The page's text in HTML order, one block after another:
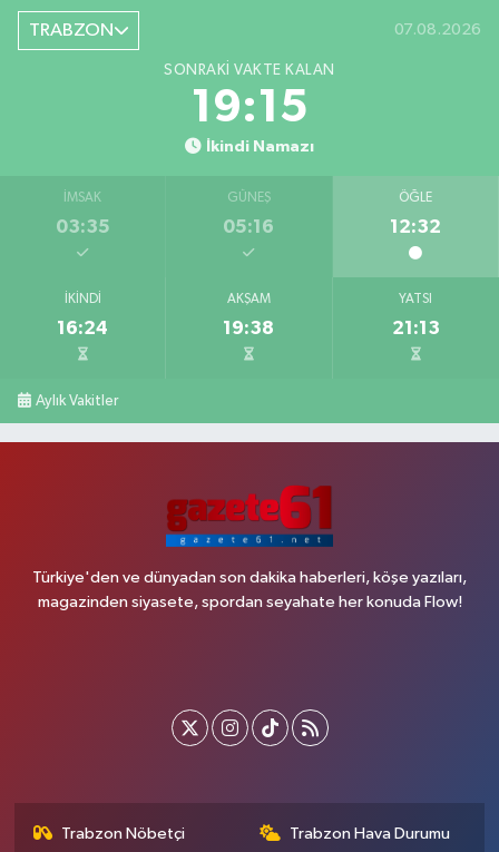
TRABZON 07.08.2026
SONRAKI VAKTE KALAN
19:14
İkindi Namazı
İMSAK
03:35
GÜNEŞ
05:16
ÖĞLE
12:32
İKINDI
16:24
AKŞAM
19:38
YATSI
21:13
Aylık Vakitler
Türkiye'den ve dünyadan son dakika haberleri, köşe yazıları,
magazinden siyasete, spordan seyahate her konuda Flow!
Trabzon Nöbetçi
Trabzon Hava Durumu